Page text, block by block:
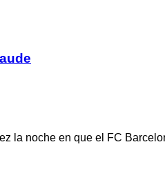
la noche en que el FC